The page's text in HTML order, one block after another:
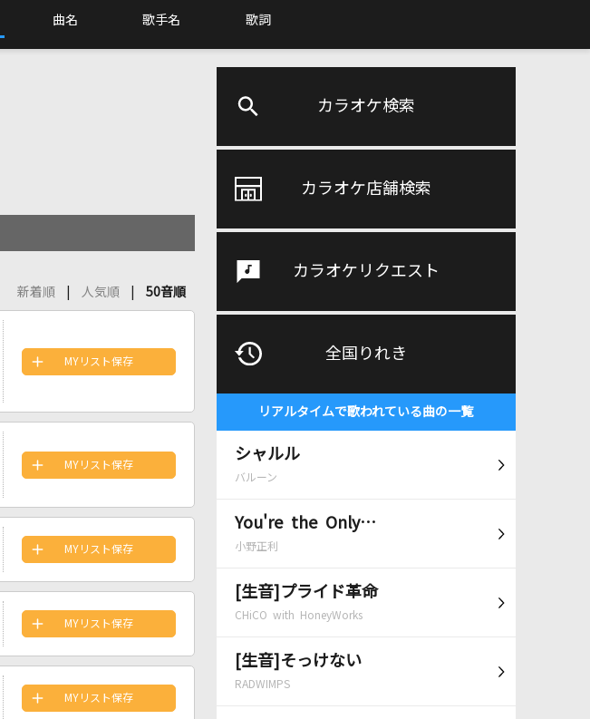
曲名 歌手名 歌詞
カラオケ検索
カラオケ店舗検索
カラオケリクエスト
全国りれき
リアルタイムで歌われている曲の一覧
シャルル
バルーン
You're the Only…
小野正利
[生音]プライド革命
CHiCO with HoneyWorks
[生音]そっけない
RADWIMPS
新着順
人気順 50音順
MYリスト保存
MYリスト保存
MYリスト保存
MYリスト保存
MYリスト保存